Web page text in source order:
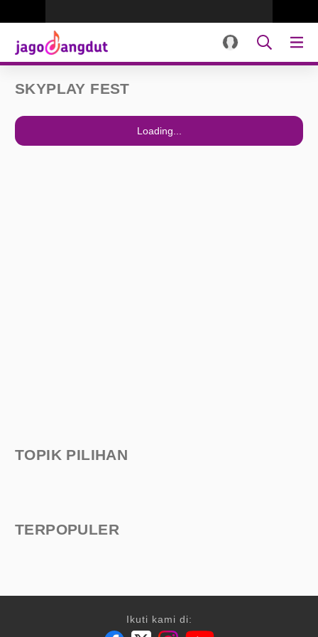
SKYPLAY FEST
Loading...
TOPIK PILIHAN
TERPOPULER
Ikuti kami di: